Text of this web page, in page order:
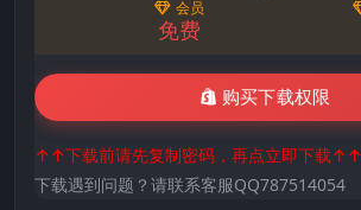
会员
免费
购买下载权限
↑↑下载前请先复制密码，再点立即下载↑↑
下载遇到问题？请联系客服QQ787514054